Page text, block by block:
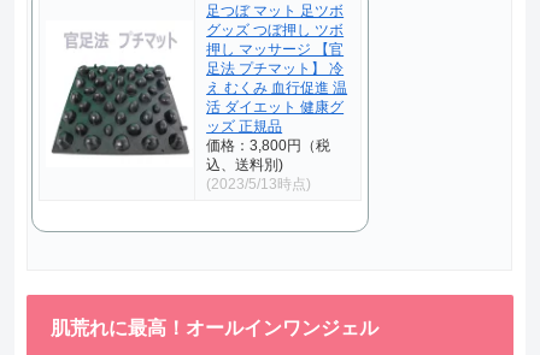
足つぼ マット 足ツボ
グッズ つぼ押し ツボ
押し マッサージ 【官
足法 プチマット】 冷
え むくみ 血行促進 温
活 ダイエット 健康グ
ッズ 正規品
価格：3,800円（税
込、送料別)
(2023/5/13時点)
肌荒れに最高！オールインワンジェル